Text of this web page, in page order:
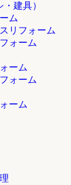
建具）
ム
リフォーム
ォーム
ーム
ォーム
ーム